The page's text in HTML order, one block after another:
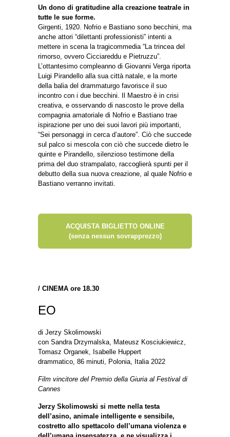
Un dono di gratitudine alla creazione teatrale in
tutte le sue forme.
Girgenti, 1920. Nofrio e Bastiano sono becchini, ma
anche attori “dilettanti professionisti” intenti a
mettere in scena la tragicommedia “La trincea del
rimorso, ovvero Cicciareddu e Pietruzzu”.
L’ottantesimo compleanno di Giovanni Verga riporta
Luigi Pirandello alla sua città natale, e la morte
della balia del drammaturgo favorisce il suo
incontro con i due becchini. Il Maestro è in crisi
creativa, e osservando di nascosto le prove della
compagnia amatoriale di Nofrio e Bastiano trae
ispirazione per uno dei suoi lavori più importanti,
“Sei personaggi in cerca d’autore”. Ciò che succede
sul palco si mescola con ciò che succede dietro le
quinte e Pirandello, silenzioso testimone della
prima del duo strampalato, raccoglierà spunti per il
debutto della sua nuova creazione, al quale Nofrio e
Bastiano verranno invitati.
ACQUISTA BIGLIETTO ONLINE
(senza nessun sovrapprezzo)
/ CINEMA ore 18.30
EO
di Jerzy Skolimowski
con Sandra Drzymalska, Mateusz Kosciukiewicz,
Tomasz Organek, Isabelle Huppert
drammatico, 86 minuti, Polonia, Italia 2022
Film vincitore del Premio della Giuria al Festival di
Cannes
Jerzy Skolimowski si mette nella testa
dell’asino, animale intelligente e sensibile,
costretto allo spettacolo dell’umana violenza e